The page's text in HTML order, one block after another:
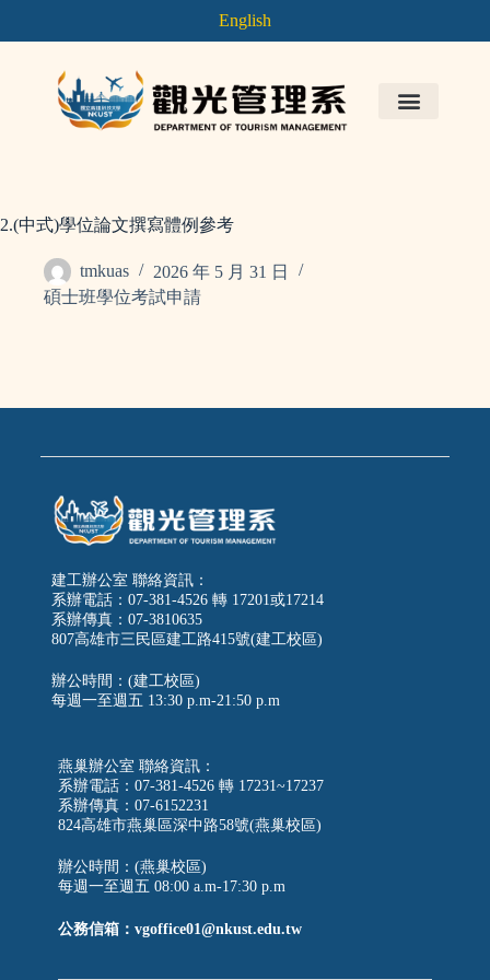
English
2.(中式)學位論文撰寫體例參考
tmkuas
2026 年 5 月 31 日
碩士班學位考試申請
建工辦公室 聯絡資訊：
系辦電話：07-381-4526 轉 17201或17214
系辦傳真：07-3810635
807高雄市三民區建工路415號(建工校區)
辦公時間：(建工校區)
每週一至週五 13:30 p.m-21:50 p.m
燕巢辦公室 聯絡資訊：
系辦電話：07-381-4526 轉 17231~17237
系辦傳真：07-6152231
824高雄市燕巢區深中路58號(燕巢校區)
辦公時間：(燕巢校區)
每週一至週五 08:00 a.m-17:30 p.m
公務信箱：vgoffice01@nkust.edu.tw